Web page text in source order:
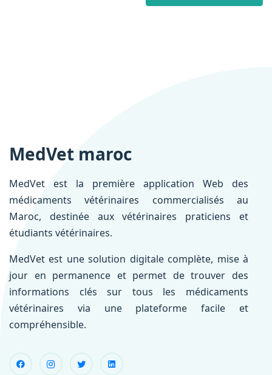
MedVet maroc
MedVet est la première application Web des
médicaments vétérinaires commercialisés au
Maroc, destinée aux vétérinaires praticiens et
étudiants vétérinaires.
MedVet est une solution digitale complète, mise à
jour en permanence et permet de trouver des
informations clés sur tous les médicaments
vétérinaires via une plateforme facile et
compréhensible.